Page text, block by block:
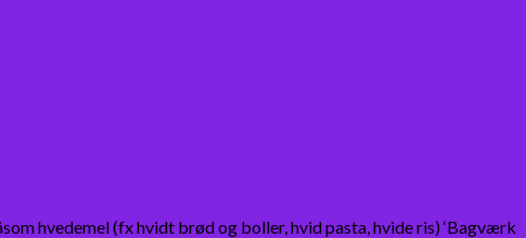
hvedemel (fx hvidt brød og boller, hvid pasta, hvide ris) ‘Bagværk